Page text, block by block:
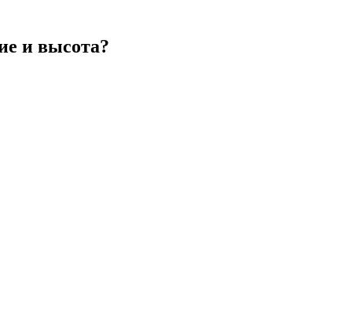
и высота?